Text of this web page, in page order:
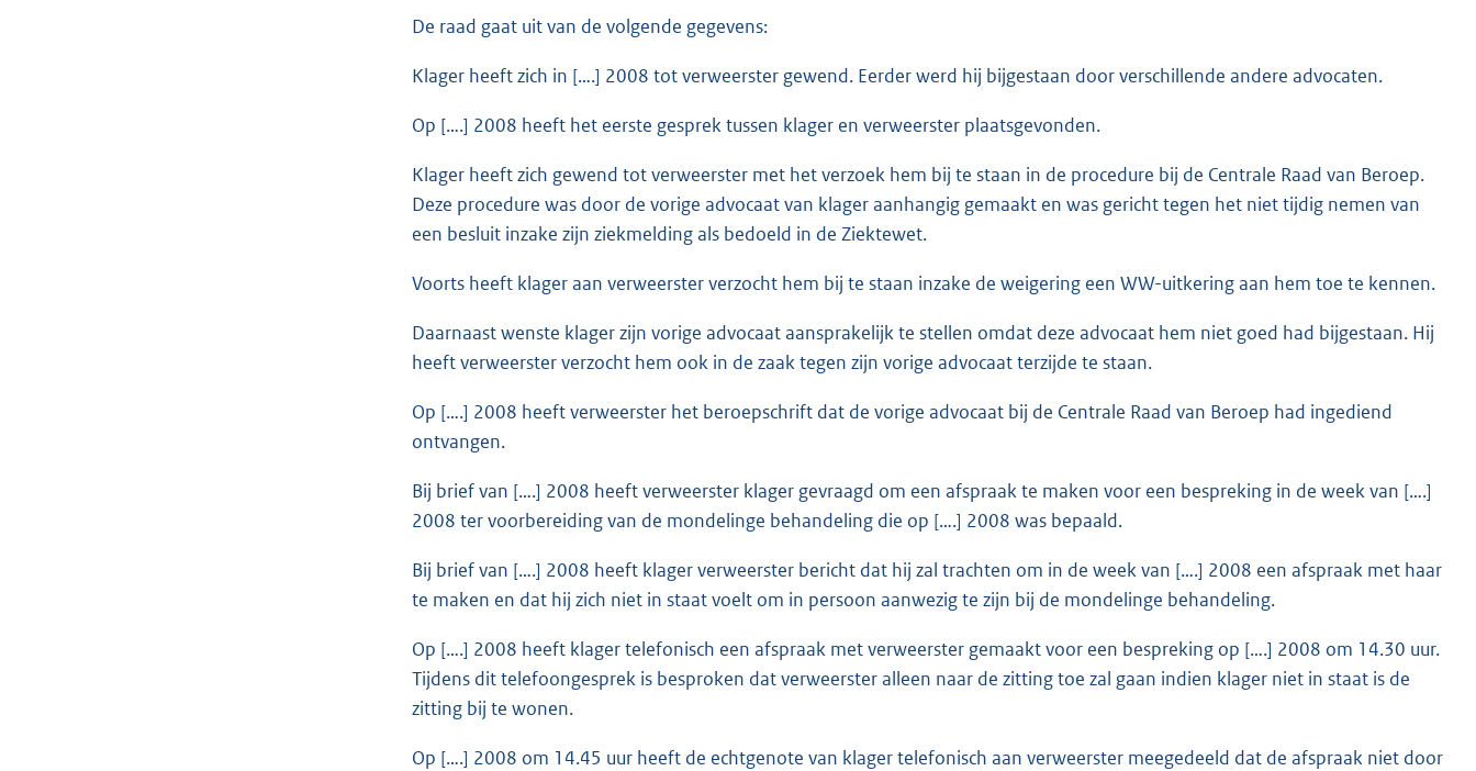
De raad gaat uit van de volgende gegevens:
Klager heeft zich in [….] 2008 tot verweerster gewend. Eerder werd hij bijgestaan door verschillende andere advocaten.
Op [….] 2008 heeft het eerste gesprek tussen klager en verweerster plaatsgevonden.
Klager heeft zich gewend tot verweerster met het verzoek hem bij te staan in de procedure bij de Centrale Raad van Beroep.
Deze procedure was door de vorige advocaat van klager aanhangig gemaakt en was gericht tegen het niet tijdig nemen van
een besluit inzake zijn ziekmelding als bedoeld in de Ziektewet.
Voorts heeft klager aan verweerster verzocht hem bij te staan inzake de weigering een WW-uitkering aan hem toe te kennen.
Daarnaast wenste klager zijn vorige advocaat aansprakelijk te stellen omdat deze advocaat hem niet goed had bijgestaan. Hij
heeft verweerster verzocht hem ook in de zaak tegen zijn vorige advocaat terzijde te staan.
Op [….] 2008 heeft verweerster het beroepschrift dat de vorige advocaat bij de Centrale Raad van Beroep had ingediend
ontvangen.
Bij brief van [….] 2008 heeft verweerster klager gevraagd om een afspraak te maken voor een bespreking in de week van [….]
2008 ter voorbereiding van de mondelinge behandeling die op [….] 2008 was bepaald.
Bij brief van [….] 2008 heeft klager verweerster bericht dat hij zal trachten om in de week van [….] 2008 een afspraak met haar
te maken en dat hij zich niet in staat voelt om in persoon aanwezig te zijn bij de mondelinge behandeling.
Op [….] 2008 heeft klager telefonisch een afspraak met verweerster gemaakt voor een bespreking op [….] 2008 om 14.30 uur.
Tijdens dit telefoongesprek is besproken dat verweerster alleen naar de zitting toe zal gaan indien klager niet in staat is de
zitting bij te wonen.
Op [….] 2008 om 14.45 uur heeft de echtgenote van klager telefonisch aan verweerster meegedeeld dat de afspraak niet door